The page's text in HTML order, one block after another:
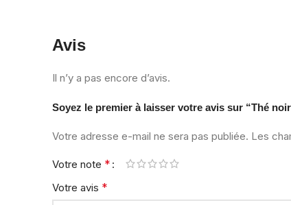
Avis
Il n’y a pas encore d’avis.
Soyez le premier à laisser votre avis sur “Thé
Votre adresse e-mail ne sera pas publiée. Les
Votre note *
Votre avis *